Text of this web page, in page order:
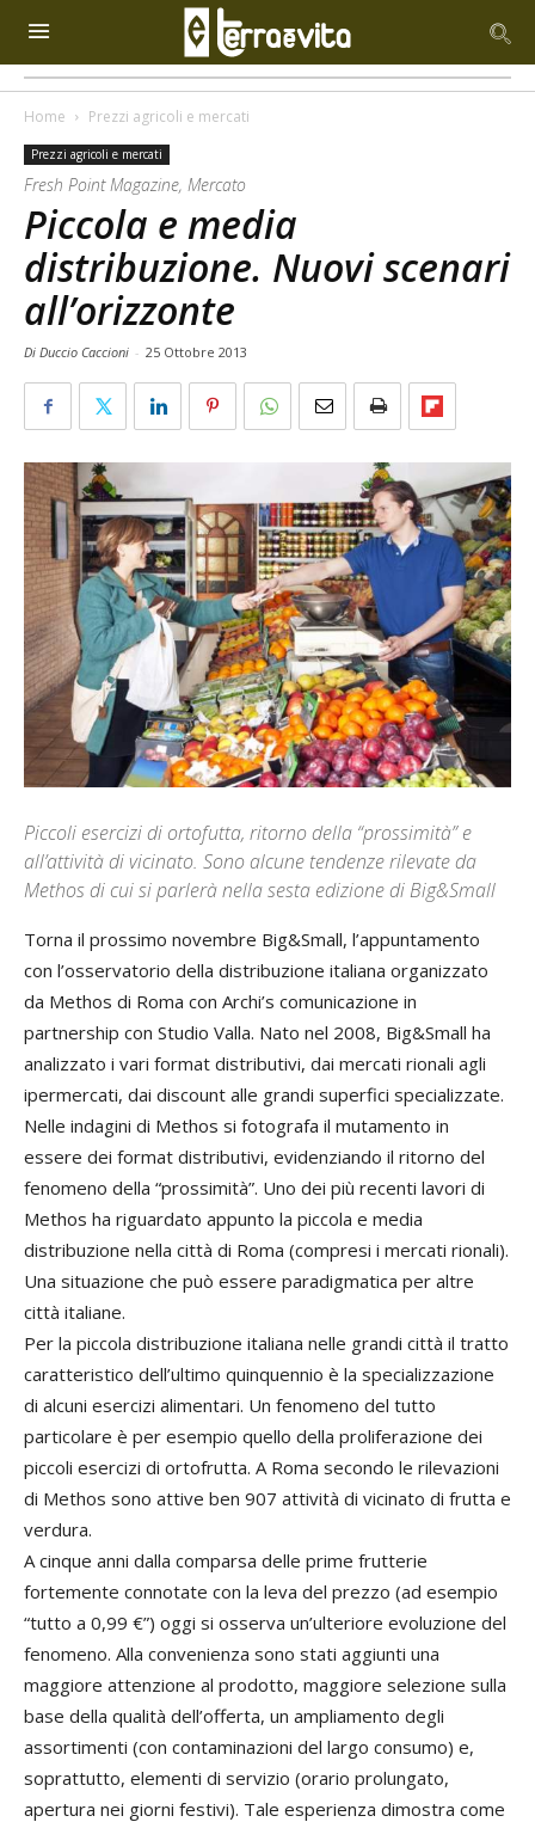
Home Prezzi agricoli e mercati
Prezzi agricoli e mercati
Fresh Point Magazine, Mercato
Piccola e media
distribuzione. Nuovi scenari
all’orizzonte
Di Duccio Caccioni - 25 Ottobre 2013
Piccoli esercizi di ortofutta, ritorno della “prossimità” e
all’attività di vicinato. Sono alcune tendenze rilevate da
Methos di cui si parlerà nella sesta edizione di Big&Small
Torna il prossimo novembre Big&Small, l’appuntamento
con l’osservatorio della distribuzione italiana organizzato
da Methos di Roma con Archi’s comunicazione in
partnership con Studio Valla. Nato nel 2008, Big&Small ha
analizzato i vari format distributivi, dai mercati rionali agli
ipermercati, dai discount alle grandi superfici specializzate.
Nelle indagini di Methos si fotografa il mutamento in
essere dei format distributivi, evidenziando il ritorno del
fenomeno della “prossimità”. Uno dei più recenti lavori di
Methos ha riguardato appunto la piccola e media
distribuzione nella città di Roma (compresi i mercati rionali).
Una situazione che può essere paradigmatica per altre
città italiane.
Per la piccola distribuzione italiana nelle grandi città il tratto
caratteristico dell’ultimo quinquennio è la specializzazione
di alcuni esercizi alimentari. Un fenomeno del tutto
particolare è per esempio quello della proliferazione dei
piccoli esercizi di ortofrutta. A Roma secondo le rilevazioni
di Methos sono attive ben 907 attività di vicinato di frutta e
verdura.
A cinque anni dalla comparsa delle prime frutterie
fortemente connotate con la leva del prezzo (ad esempio
“tutto a 0,99 €”) oggi si osserva un’ulteriore evoluzione del
fenomeno. Alla convenienza sono stati aggiunti una
maggiore attenzione al prodotto, maggiore selezione sulla
base della qualità dell’offerta, un ampliamento degli
assortimenti (con contaminazioni del largo consumo) e,
soprattutto, elementi di servizio (orario prolungato,
apertura nei giorni festivi). Tale esperienza dimostra come